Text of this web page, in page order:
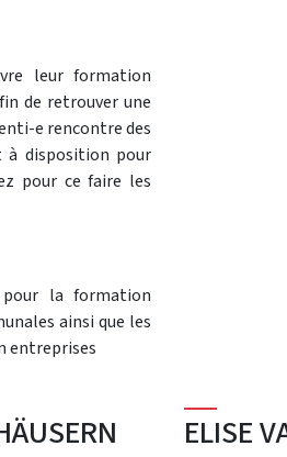
leur formation
de retrouver une
e rencontre des
à disposition pour
pour ce faire les
pour la formation
ainsi que les
entreprises
ELISE